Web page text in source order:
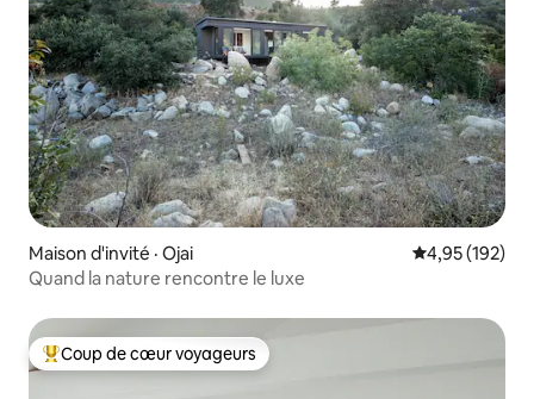
Maison d'invité · Ojai Note
4,95 (192)
Quand la nature rencontre le luxe
Coup de cœur voyageurs parmi les plus aimés
Coup de cœur voyageurs